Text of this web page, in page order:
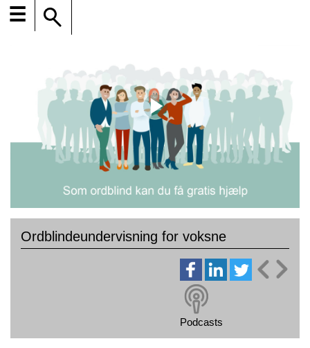
☰
Ordblindeundervisning for voksne
Podcasts